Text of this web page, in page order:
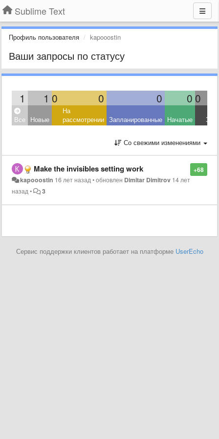
Sublime Text
Профиль пользователя kapooostin
Ваши запросы по статусу
1 1 0 0 0 0 0
Все Новые
На
рассмотрении Запланированные Начатые
Со свежими изменениями
+68
Make the invisibles setting work
kapooostin 16 лет назад•обновлен Dimitar Dimitrov 14 лет
назад• 3
Сервис поддержки клиентов работает на платформе UserEcho